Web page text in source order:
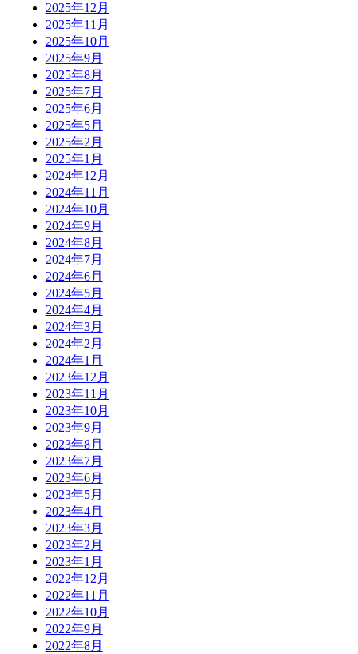
2025年12月
2025年11月
2025年10月
2025年9月
2025年8月
2025年7月
2025年6月
2025年5月
2025年2月
2025年1月
2024年12月
2024年11月
2024年10月
2024年9月
2024年8月
2024年7月
2024年6月
2024年5月
2024年4月
2024年3月
2024年2月
2024年1月
2023年12月
2023年11月
2023年10月
2023年9月
2023年8月
2023年7月
2023年6月
2023年5月
2023年4月
2023年3月
2023年2月
2023年1月
2022年12月
2022年11月
2022年10月
2022年9月
2022年8月